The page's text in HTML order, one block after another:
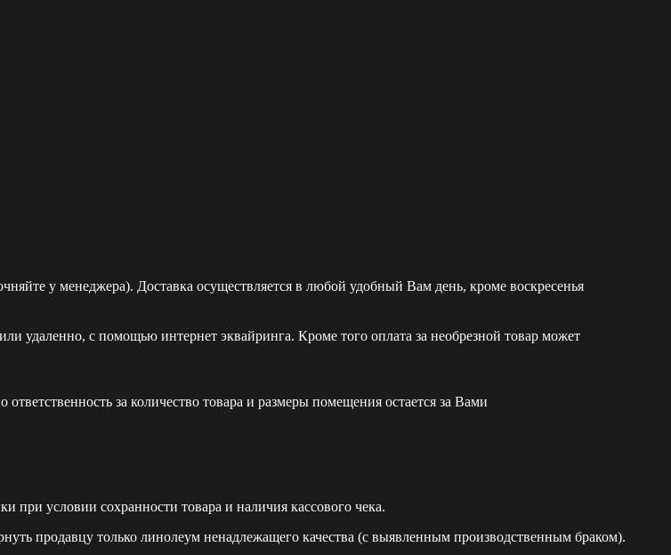
у менеджера). Доставка осуществляется в любой удобный Вам день, кроме воскресенья
с помощью интернет эквайринга. Кроме того оплата за необрезной товар может
за количество товара и размеры помещения остается за Вами
условии сохранности товара и наличия кассового чека.
продавцу только линолеум ненадлежащего качества (с выявленным производственным браком).